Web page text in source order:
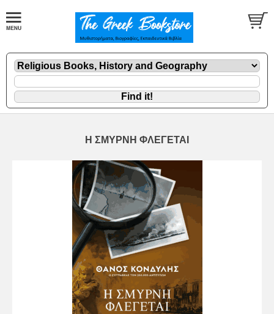
Η ΣΜΥΡΝΗ ΦΛΕΓΕΤΑΙ